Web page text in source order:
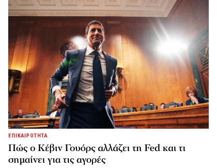
ΕΠΙΚΑΙΡΟΤΗΤΑ
Πώς ο Κέβιν Γουόρς αλλάζει τη Fed και τι
σημαίνει για τις αγορές